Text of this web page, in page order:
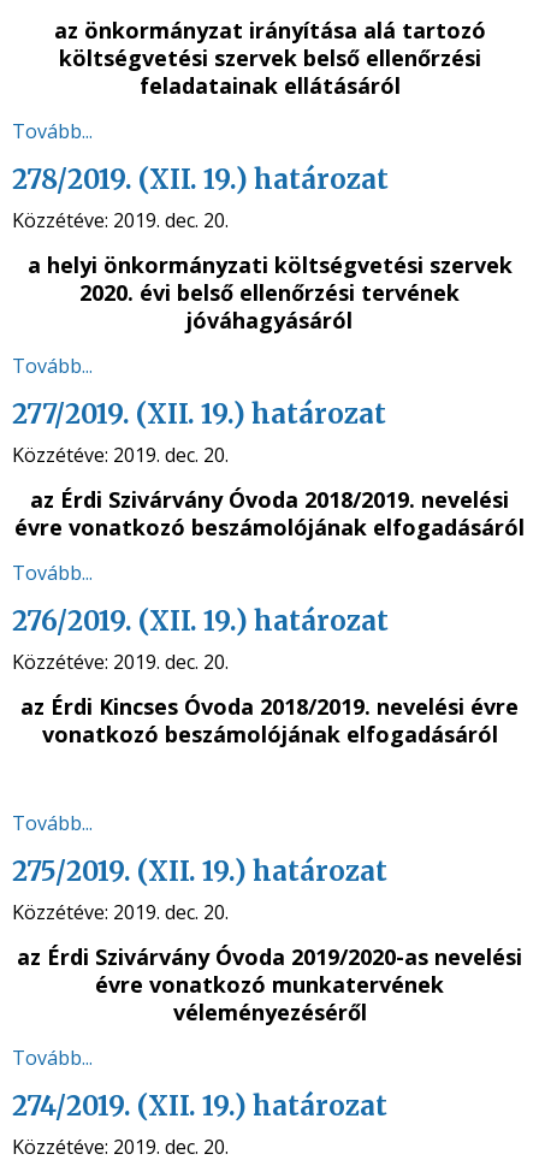
az önkormányzat irányítása alá tartozó
költségvetési szervek belső ellenőrzési
feladatainak ellátásáról
Tovább...
278/2019. (XII. 19.) határozat
Közzétéve: 2019. dec. 20.
a helyi önkormányzati költségvetési szervek
2020. évi belső ellenőrzési tervének
jóváhagyásáról
Tovább...
277/2019. (XII. 19.) határozat
Közzétéve: 2019. dec. 20.
az Érdi Szivárvány Óvoda 2018/2019. nevelési
évre vonatkozó beszámolójának elfogadásáról
Tovább...
276/2019. (XII. 19.) határozat
Közzétéve: 2019. dec. 20.
az Érdi Kincses Óvoda 2018/2019. nevelési évre
vonatkozó beszámolójának elfogadásáról
Tovább...
275/2019. (XII. 19.) határozat
Közzétéve: 2019. dec. 20.
az Érdi Szivárvány Óvoda 2019/2020-as nevelési
évre vonatkozó munkatervének
véleményezéséről
Tovább...
274/2019. (XII. 19.) határozat
Közzétéve: 2019. dec. 20.